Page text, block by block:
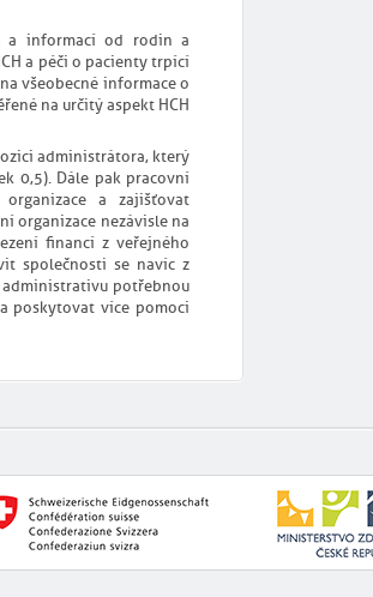
a informací od rodin a
a péči o pacienty trpící
všeobecné informace o
na určitý aspekt HCH
administrátora, který
0,5). Dále pak pracovní
a zajišťovat
organizace nezávisle na
financí z veřejného
společnosti se navíc z
administrativu potřebnou
poskytovat více pomoci